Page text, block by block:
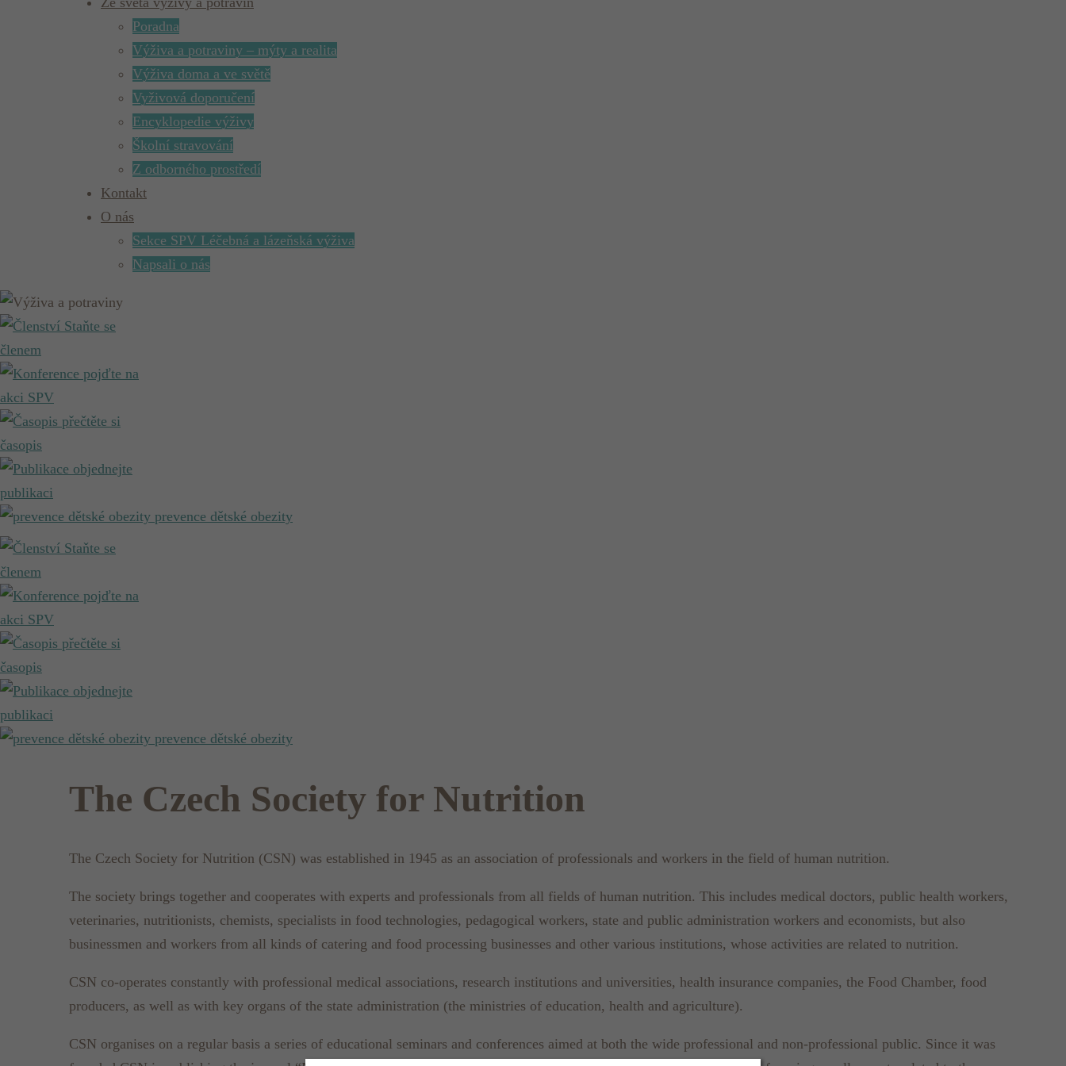
Poradna
Výživa a potraviny – mýty a realita
Výživa doma a ve světě
Vyživová doporučení
Encyklopedie výživy
Školní stravování
Z odborného prostředí
Kontakt
O nás
Sekce SPV Léčebná a lázeňská výživa
Napsali o nás
Staňte se
členem
pojďte na
akci SPV
přečtěte si
časopis
objednejte
publikaci
prevence dětské obezity
Staňte se
členem
pojďte na
akci SPV
přečtěte si
časopis
objednejte
publikaci
prevence dětské obezity
The Czech Society for Nutrition
The Czech Society for Nutrition (CSN) was established in 1945 as an association of professionals and workers in the field of human nutrition.
The society brings together and cooperates with experts and professionals from all fields of human nutrition. This includes medical doctors, public health workers,
veterinaries, nutritionists, chemists, specialists in food technologies, pedagogical workers, state and public administration workers and economists, but also
businessmen and workers from all kinds of catering and food processing businesses and other various institutions, whose activities are related to nutrition.
CSN co-operates constantly with professional medical associations, research institutions and universities, health insurance companies, the Food Chamber, food
producers, as well as with key organs of the state administration (the ministries of education, health and agriculture).
CSN organises on a regular basis a series of educational seminars and conferences aimed at both the wide professional and non-professional public. Since it was